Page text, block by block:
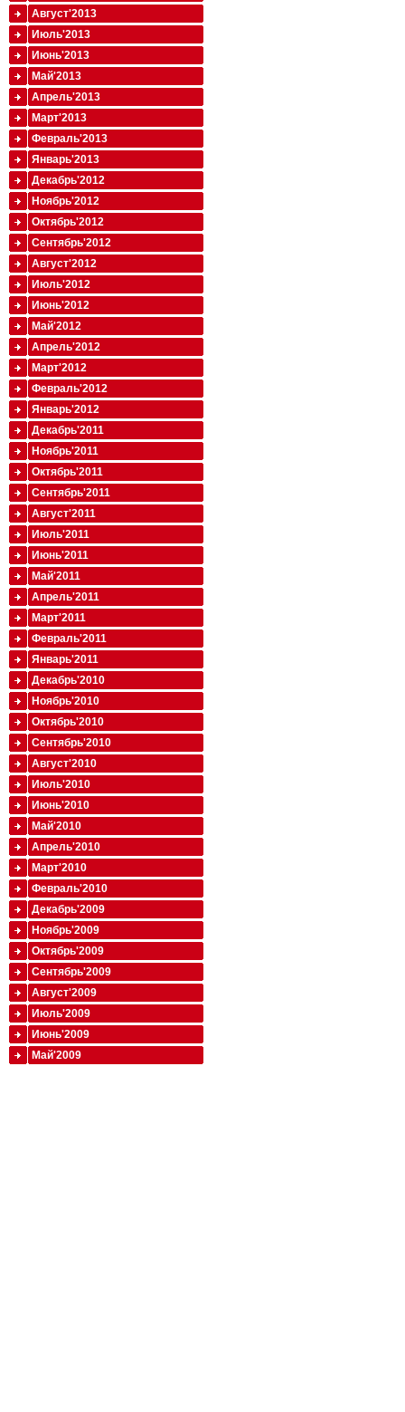
Август'2013
Июль'2013
Июнь'2013
Май'2013
Апрель'2013
Март'2013
Февраль'2013
Январь'2013
Декабрь'2012
Ноябрь'2012
Октябрь'2012
Сентябрь'2012
Август'2012
Июль'2012
Июнь'2012
Май'2012
Апрель'2012
Март'2012
Февраль'2012
Январь'2012
Декабрь'2011
Ноябрь'2011
Октябрь'2011
Сентябрь'2011
Август'2011
Июль'2011
Июнь'2011
Май'2011
Апрель'2011
Март'2011
Февраль'2011
Январь'2011
Декабрь'2010
Ноябрь'2010
Октябрь'2010
Сентябрь'2010
Август'2010
Июль'2010
Июнь'2010
Май'2010
Апрель'2010
Март'2010
Февраль'2010
Декабрь'2009
Ноябрь'2009
Октябрь'2009
Сентябрь'2009
Август'2009
Июль'2009
Июнь'2009
Май'2009